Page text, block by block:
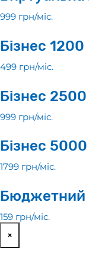
999 грн/мiс.
Бiзнес 1200
499 грн/мiс.
Бiзнес 2500
999 грн/мiс.
Бiзнес 5000
1799 грн/мiс.
Бюджетний
159 грн/мiс.
×